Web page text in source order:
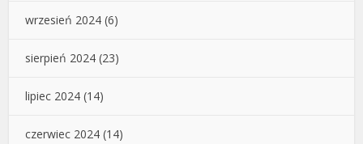
wrzesień 2024 (6)
sierpień 2024 (23)
lipiec 2024 (14)
czerwiec 2024 (14)